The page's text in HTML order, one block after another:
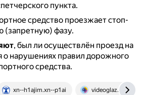
пункта.
средство проезжает стоп-
(запретную) фазу.
, был ли осуществлён проезд на
о нарушениях правил дорожного
средства.
xn--h1ajim.xn--p1ai videoglaz.ru